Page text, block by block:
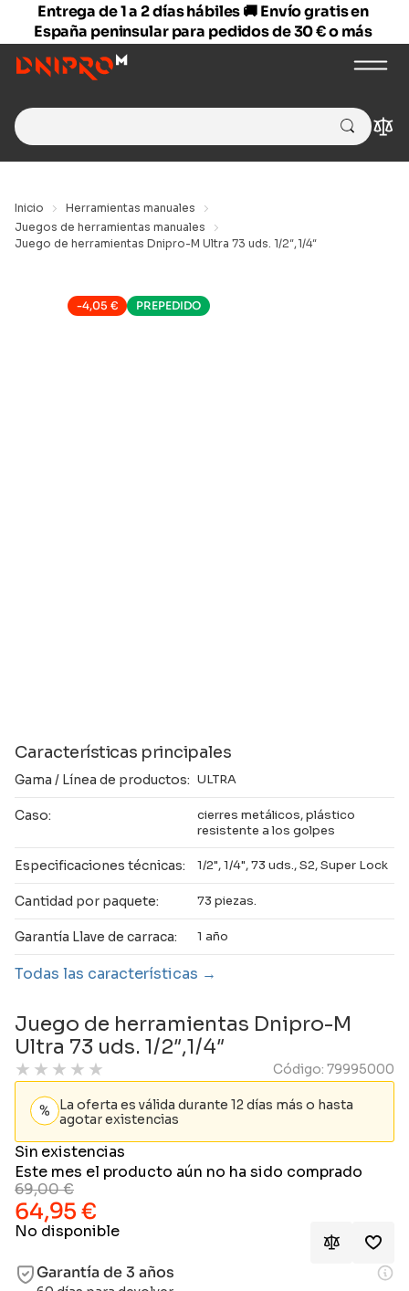
Entrega de 1 a 2 días hábiles 🚚 Envío gratis en
España peninsular para pedidos de 30 € o más
Search
for:
Inicio
Herramientas manuales
Juegos de herramientas manuales
Juego de herramientas Dnipro-M Ultra 73 uds. 1/2″,1/4″
-4,05€ PREPEDIDO
Características principales
Gama / Línea de productos: ULTRA
Caso:
cierres metálicos, plástico
resistente a los golpes
Especificaciones técnicas: 1/2", 1/4", 73 uds., S2, Super Lock
Cantidad por paquete: 73 piezas.
Garantía Llave de carraca: 1 año
Todas las características
Juego de herramientas Dnipro-M
Ultra 73 uds. 1/2″,1/4″
★ ★ ★ ★ ★ Código: 79995000
La oferta es válida durante 12 días más o hasta
agotar existencias
Sin existencias
Este mes el producto aún no ha sido comprado
64,95€
69,00€
No disponible
Garantía de 3 años